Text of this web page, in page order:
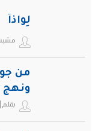
لِواذاً
من
ونهج